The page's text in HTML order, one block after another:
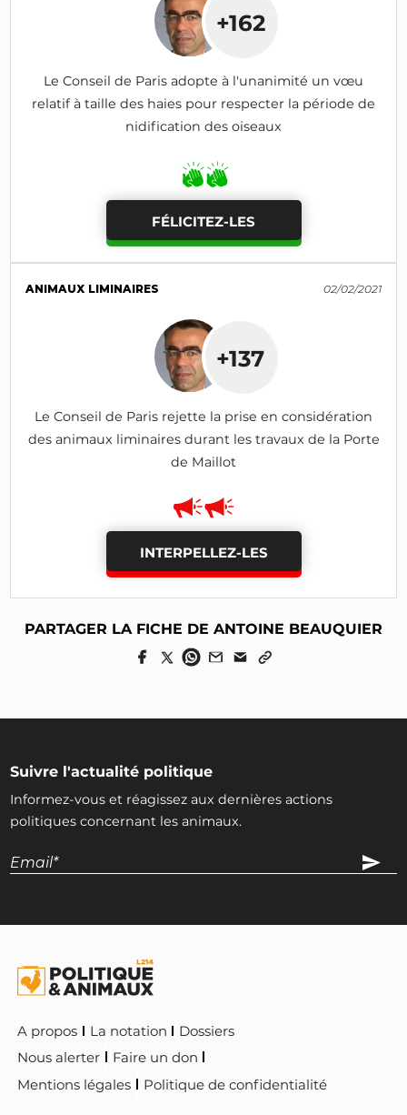
+162
Le Conseil de Paris adopte à l'unanimité un vœu
relatif à taille des haies pour respecter la période de
nidification des oiseaux
FÉLICITEZ-LES
ANIMAUX LIMINAIRES 02/02/2021
+137
Le Conseil de Paris rejette la prise en considération
des animaux liminaires durant les travaux de la Porte
de Maillot
INTERPELLEZ-LES
PARTAGER LA FICHE DE ANTOINE BEAUQUIER
Suivre l'actualité politique
Informez-vous et réagissez aux dernières actions
politiques concernant les animaux.
A propos La notation
Dossiers
Nous alerter
Faire un don
Mentions légales
Politique de confidentialité